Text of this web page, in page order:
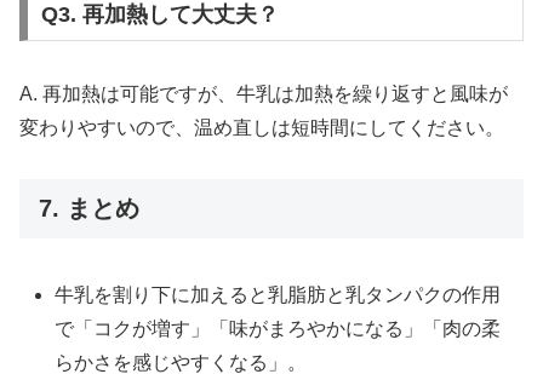
Q3. 再加熱して大丈夫？
A. 再加熱は可能ですが、牛乳は加熱を繰り返すと風味が
変わりやすいので、温め直しは短時間にしてください。
7. まとめ
牛乳を割り下に加えると乳脂肪と乳タンパクの作用
で「コクが増す」「味がまろやかになる」「肉の柔
らかさを感じやすくなる」。